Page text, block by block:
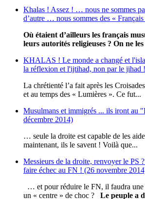
Khalas ! Assez ! … nous ne sommes
d’autre … nous sommes des «
Où étaient d’ailleurs les français
leurs autorités religieuses ? On ne les
KHALAS ! Le monde a changé et
la réflexion et l'ijtihad, non par le jihad
La chrétienté l’a fait après les
et au temps des « Lumières ». Ce fut...
Musulmans et immigrés ... ils iront au
décembre 2014)
… seule la droite est capable de les
maintenant, ils le savent ! Voilà que...
Messieurs de la droite, renvoyer le PS
faire échec au FN ! (26 novembre
… et pour réduire le FN, il faudra
un « centre » de choc ? Le peuple a